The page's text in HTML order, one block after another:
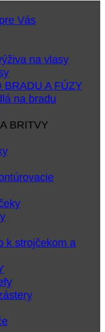
Vás
na vlasy
BRADU A FÚZY
na bradu
BRITVY
k strojčekom a